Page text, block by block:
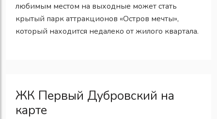
любимым местом на выходные может стать
крытый парк аттракционов «Остров мечты»,
который находится недалеко от жилого квартала.
ЖК Первый Дубровский на
карте